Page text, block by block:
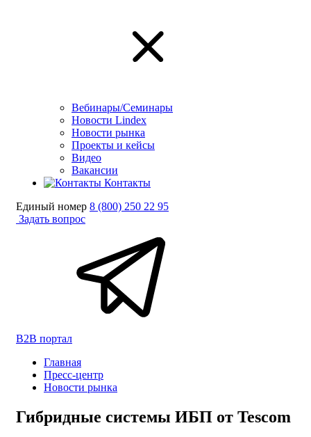
Вебинары/Семинары
Новости Lindex
Новости рынка
Проекты и кейсы
Видео
Вакансии
Контакты
Единый номер 8 (800) 250 22 95
Задать вопрос
B2B портал
Главная
Пресс-центр
Новости рынка
Гибридные системы ИБП от Tescom